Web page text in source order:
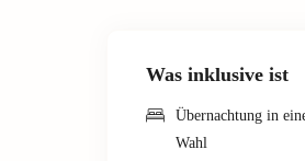
Was inklusive ist
Übernachtung in
Wahl